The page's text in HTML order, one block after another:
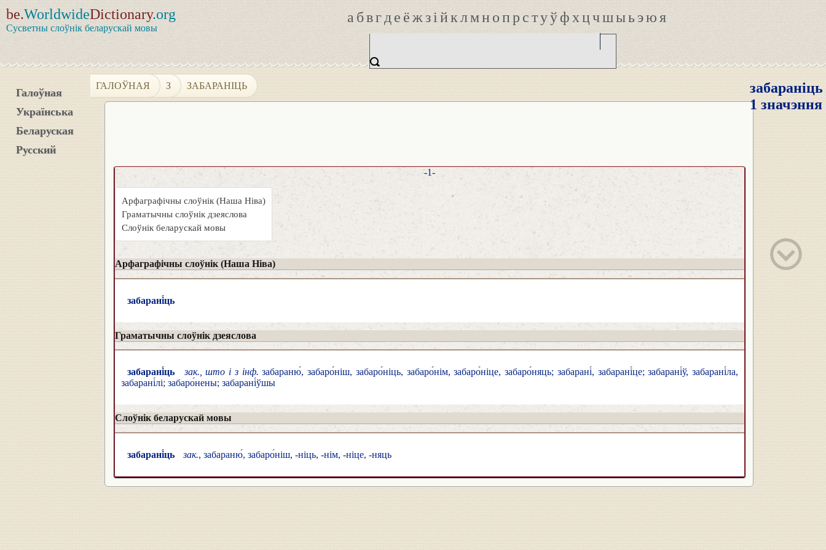
be.WorldwideDictionary.org
Сусветны слоўнік беларускай мовы
абвгдеёжзійклмнопрстуўфхцчшыьэюя
Галоўная
Українська
Беларуская
Русский
ГАЛОЎНАЯ З ЗАБАРАНІЦЬ
забараніць
1 значэння
-1-
Арфаграфічны слоўнік (Наша Ніва)
Граматычны слоўнік дзеяслова
Слоўнік беларускай мовы
Арфаграфічны слоўнік (Наша Ніва)
забарані́ць
Граматычны слоўнік дзеяслова
забарані́ць зак., што і з інф. забараню́, забаро́ніш, забаро́ніць, забаро́нім, забаро́ніце, забаро́няць; забарані́, забарані́це; забарані́ў, забарані́ла,
забарані́лі; забаро́нены; забарані́ўшы
Слоўнік беларускай мовы
забарані́ць зак., забараню́, забаро́ніш, -ніць, -нім, -ніце, -няць